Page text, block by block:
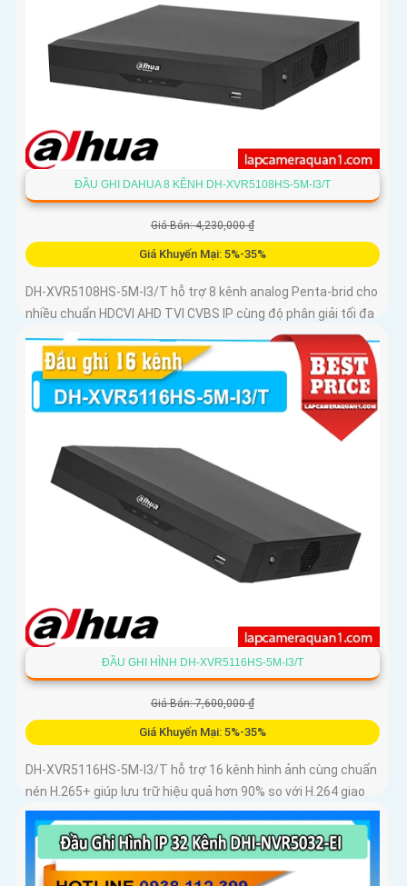
ĐẦU GHI DAHUA 8 KÊNH DH-XVR5108HS-5M-I3/T
Giá Bán: 4,230,000 ₫
Giá Khuyến Mại: 5%-35%
DH-XVR5108HS-5M-I3/T hỗ trợ 8 kênh analog Penta-brid cho
nhiều chuẩn HDCVI AHD TVI CVBS IP cùng độ phân giải tối đa
5MP cho mỗi camera analog hoặc IP băng thông tới 64 Mbps
nén H.265+ AI-Coding lưu giữ chi tiết hình ảnh trong khi giảm
dung lượng ổ cứng cần dùng
ĐẦU GHI HÌNH DH-XVR5116HS-5M-I3/T
Giá Bán: 7,600,000 ₫
Giá Khuyến Mại: 5%-35%
DH-XVR5116HS-5M-I3/T hỗ trợ 16 kênh hình ảnh cùng chuẩn
nén H.265+ giúp lưu trữ hiệu quả hơn 90% so với H.264 giao
diện thân thiện dễ thao tác HDMI xuất 4K VGA xuất 1080p
khả...